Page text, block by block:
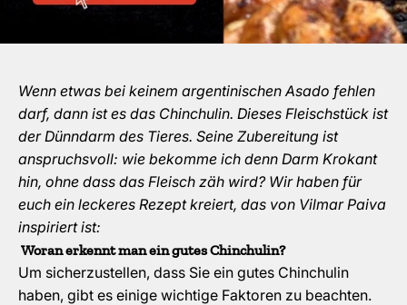
Wenn etwas bei keinem argentinischen Asado fehlen
darf, dann ist es das Chinchulin. Dieses Fleischstück ist
der Dünndarm des Tieres. Seine Zubereitung ist
anspruchsvoll: wie bekomme ich denn Darm Krokant
hin, ohne dass das Fleisch zäh wird? Wir haben für
euch ein leckeres Rezept kreiert, das von Vilmar Paiva
inspiriert ist:
Woran erkennt man ein gutes Chinchulin?
Um sicherzustellen, dass Sie ein gutes Chinchulin
haben, gibt es einige wichtige Faktoren zu beachten.